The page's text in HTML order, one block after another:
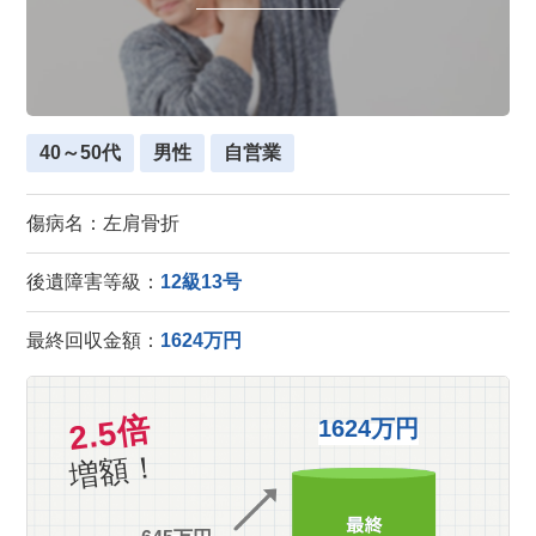
40～50代 男性 自営業
傷病名：左肩骨折
後遺障害等級： 12級13号
最終回収金額： 1624万円
2.5倍
増額！
1624万円